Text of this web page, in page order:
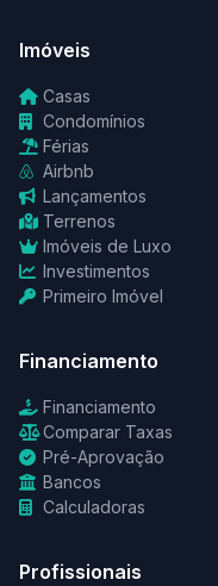
Imóveis
Casas
Condomínios
Férias
Airbnb
Lançamentos
Terrenos
Imóveis de Luxo
Investimentos
Primeiro Imóvel
Financiamento
Financiamento
Comparar Taxas
Pré-Aprovação
Bancos
Calculadoras
Profissionais